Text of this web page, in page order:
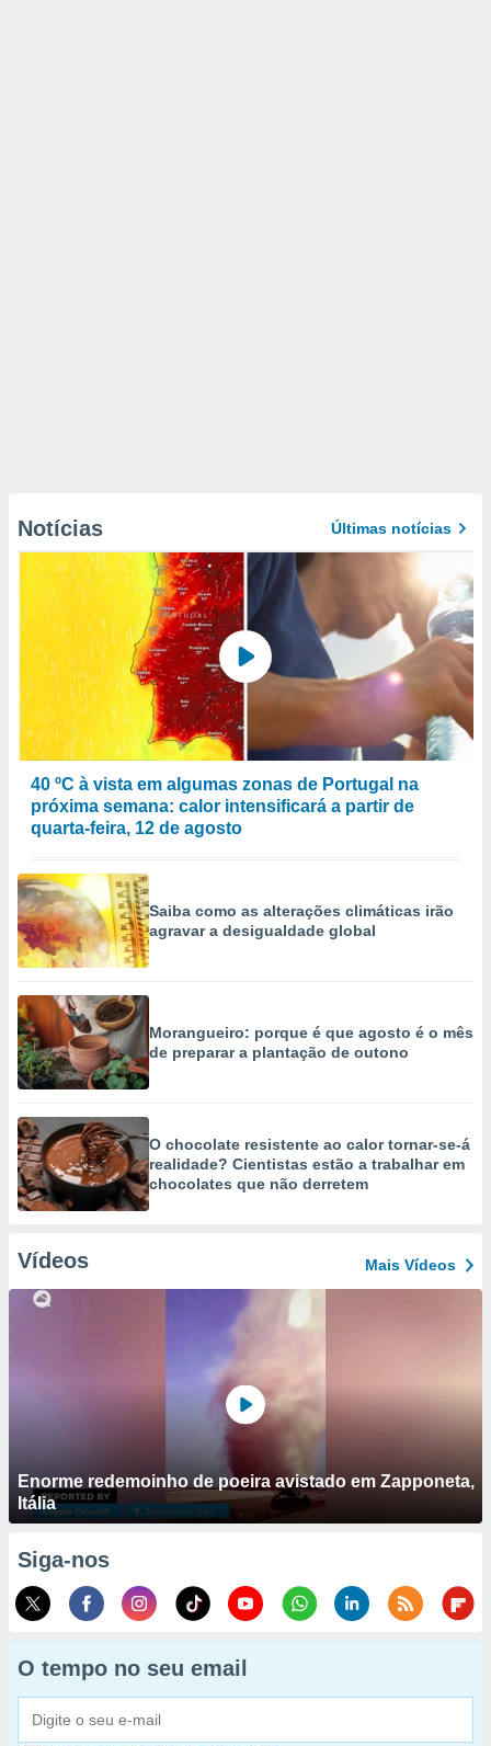
Notícias Últimas notícias
40 ºC à vista em algumas zonas de Portugal na
próxima semana: calor intensificará a partir de
quarta-feira, 12 de agosto
Saiba como as alterações climáticas irão
agravar a desigualdade global
Morangueiro: porque é que agosto é o mês
de preparar a plantação de outono
O chocolate resistente ao calor tornar-se-á
realidade? Cientistas estão a trabalhar em
chocolates que não derretem
Vídeos Mais Vídeos
Enorme redemoinho de poeira avistado em Zapponeta,
Itália
Siga-nos
O tempo no seu email